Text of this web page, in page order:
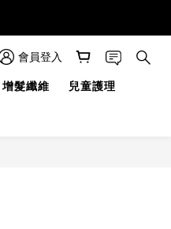
會員登入
增髮纖維 兒童護理